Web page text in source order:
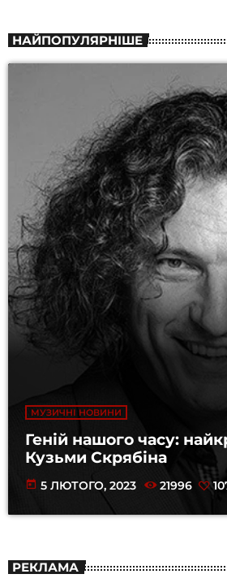
НАЙПОПУЛЯРНІШЕ
МУЗИЧНІ НОВИНИ
Геній нашого часу:
Кузьми Скрябіна
today 5 ЛЮТОГО, 2023 21996
РЕКЛАМА